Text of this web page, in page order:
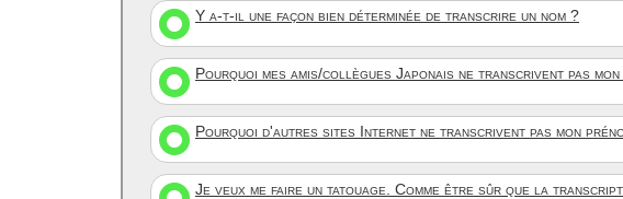
Y a-t-il une façon bien déterminée de transcrire un nom ?
Pourquoi mes amis/collègues Japonais ne transcrivent pas
Pourquoi d'autres sites Internet ne transcrivent pas mon
Je veux me faire un tatouage. Comme être sûr que la